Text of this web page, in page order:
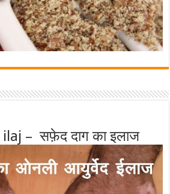
– सफ़ेद दाग का इलाज